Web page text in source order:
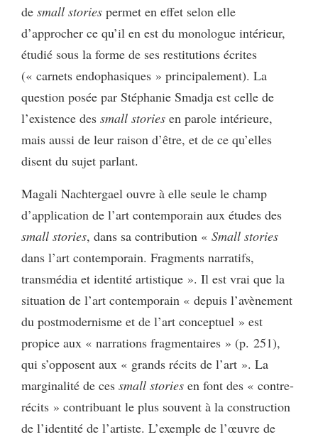
de small stories permet en effet selon elle
d’approcher ce qu’il en est du monologue intérieur,
étudié sous la forme de ses restitutions écrites
(« carnets endophasiques » principalement). La
question posée par Stéphanie Smadja est celle de
l’existence des small stories en parole intérieure,
mais aussi de leur raison d’être, et de ce qu’elles
disent du sujet parlant.
Magali Nachtergael ouvre à elle seule le champ
d’application de l’art contemporain aux études des
small stories, dans sa contribution « Small stories
dans l’art contemporain. Fragments narratifs,
transmédia et identité artistique ». Il est vrai que la
situation de l’art contemporain « depuis l’avènement
du postmodernisme et de l’art conceptuel » est
propice aux « narrations fragmentaires » (p. 251),
qui s’opposent aux « grands récits de l’art ». La
marginalité de ces small stories en font des « contre-
récits » contribuant le plus souvent à la construction
de l’identité de l’artiste. L’exemple de l’œuvre de